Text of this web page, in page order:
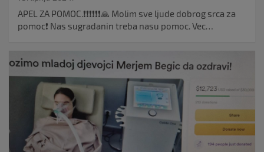
APEL ZA POMOC.❗️❗️❗️❗️❗️❗️🙏 Molim sve ljude dobrog srca za
pomoc❗️ Nas sugradanin treba nasu pomoc. Vec…